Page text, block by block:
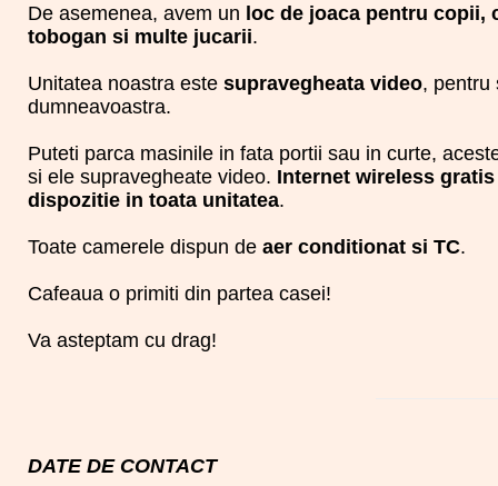
De asemenea, avem un loc de joaca pentru copii,
tobogan si multe jucarii.
Unitatea noastra este supravegheata video, pentru
dumneavoastra.
Puteti parca masinile in fata portii sau in curte,
si ele supravegheate video. Internet wireless gratis
dispozitie in toata unitatea.
Toate camerele dispun de aer conditionat si TC.
Cafeaua o primiti din partea casei!
Va asteptam cu drag!
DATE DE CONTACT